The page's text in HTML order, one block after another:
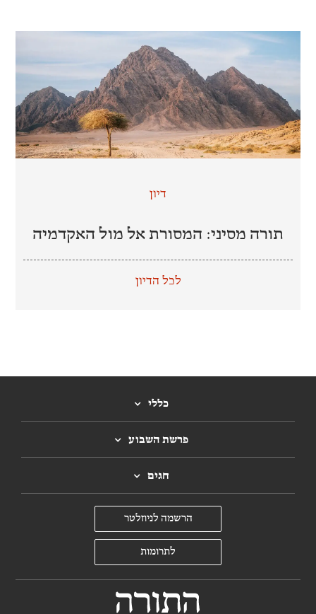
דיון
תורה מסיני: המסורת אל מול האקדמיה
לכל הדיון
כללי
פרשת השבוע
חגים
הרשמה לניוזלטר
לתרומות